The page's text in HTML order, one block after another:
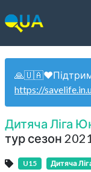
https://
Дитяча Ліга
тур сезон
U15 Дитяча